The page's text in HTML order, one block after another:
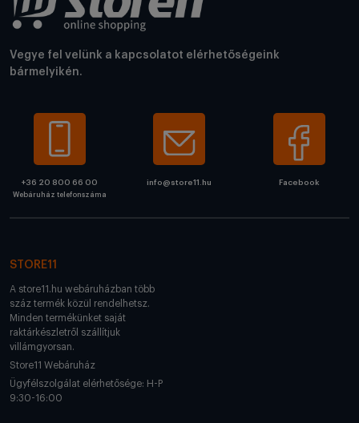
Vegye fel velünk a kapcsolatot elérhetőségeink
bármelyikén.
+36 20 800 66 00
Webáruház telefonszáma
info@store11.hu Facebook
STORE11
A store11.hu webáruházban több
száz termék közül rendelhetsz.
Minden termékünket saját
raktárkészletről szállítjuk
villámgyorsan.
Store11 Webáruház
Ügyfélszolgálat elérhetősége: H-P
9:30-16:00